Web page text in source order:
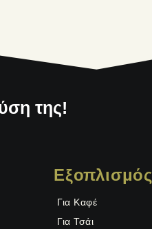
της!
Εξοπλισμός
Για Καφέ
Για Τσάι